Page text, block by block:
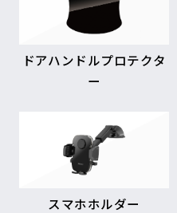
ドアハンドルプロテクタ
ー
スマホホルダー